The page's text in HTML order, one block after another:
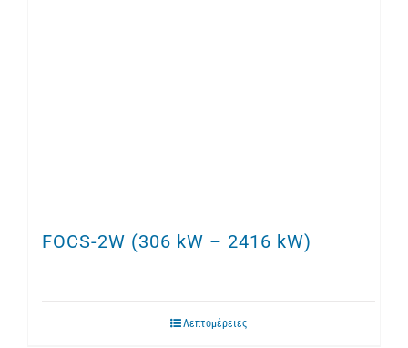
FOCS-2W (306 kW – 2416 kW)
Λεπτομέρειες